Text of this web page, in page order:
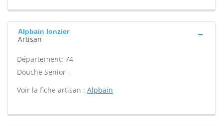
Alpbain Ionzier
Artisan
Département: 74
Douche Senior -
Voir la fiche artisan : Alpbain